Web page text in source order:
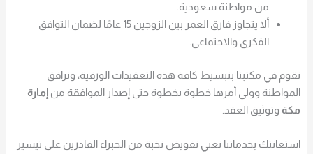
من مواطنة سعودية.
ألا يتجاوز فارق العمر بين الزوجين 15 عامًا لضمان التوافق
الفكري والاجتماعي.
نقوم في مكتبنا بتبسيط كافة هذه التعقيدات الورقية، ونرافق
المواطنة وولي أمرها خطوة بخطوة حتى إصدار الموافقة منإمارة
مكة وتوثيق العقد.
استعانتك بخدماتنا تعني تفويض نخبة من الخبراء القادرين على تيسير